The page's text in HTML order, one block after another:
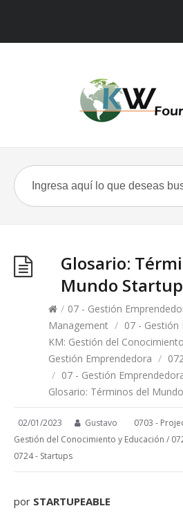
Glosario:
Mundo Startup
/ 07 - Gestión
Management / 07 - Gestión
KM: Gestión del
Gestión Emprendedora /
/ 07 - Gestión
Glosario: Términos del
02/01/2023 Gustavo 0703 -
Gestión del Conocimiento y Educación /
0724 - Startups
por STARTUPEABLE